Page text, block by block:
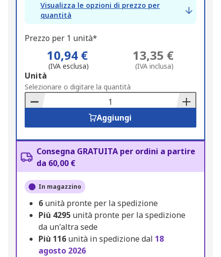
Visualizza le opzioni di prezzo per
quantità
Prezzo per 1 unità*
10,94 €
(IVA esclusa)
13,35 €
(IVA inclusa)
Add
to
Basket
Unità
Selezionare o digitare la quantità
Aggiungi
Consegna GRATUITA per ordini a partire
da 60,00 €
In magazzino
6 unità pronte per la spedizione
Più 4295 unità pronte per la spedizione
da un'altra sede
Più 116 unità in spedizione dal 18
agosto 2026